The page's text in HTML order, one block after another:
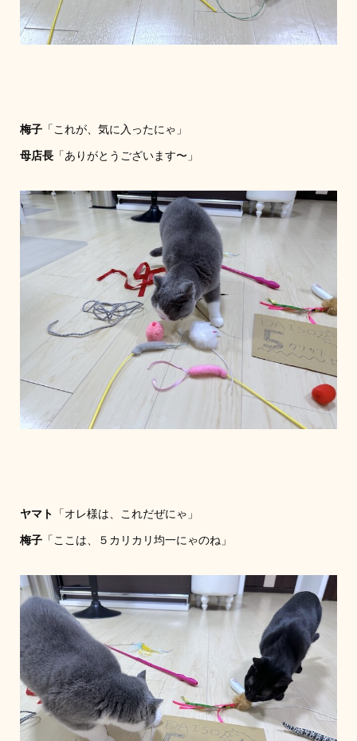
梅子「これが、気に入ったにゃ」
母店長「ありがとうございます〜」
ヤマト 「オレ様は、これだぜにゃ」
梅子「ここは、５カリカリ均一にゃのね」